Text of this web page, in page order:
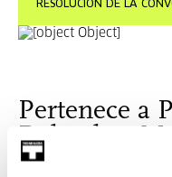
RESOLUCIÓN DE LA
Pertenece a
Del aula a
con escuelas